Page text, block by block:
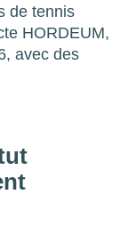
de tennis
HORDEUM,
avec des